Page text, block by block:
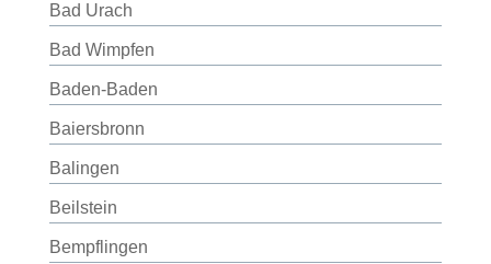
Bad Urach
Bad Wimpfen
Baden-Baden
Baiersbronn
Balingen
Beilstein
Bempflingen